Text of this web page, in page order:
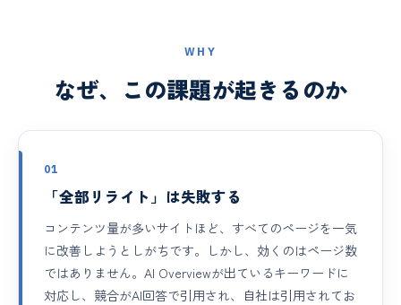
WHY
なぜ、この課題が起きるのか
01
「全部リライト」は失敗する
コンテンツ量が多いサイトほど、すべてのページを一気
に改善しようとしがちです。しかし、効くのはページ数
ではありません。AI Overviewが出ているキーワードに
対応し、競合がAI回答で引用され、自社は引用されてお